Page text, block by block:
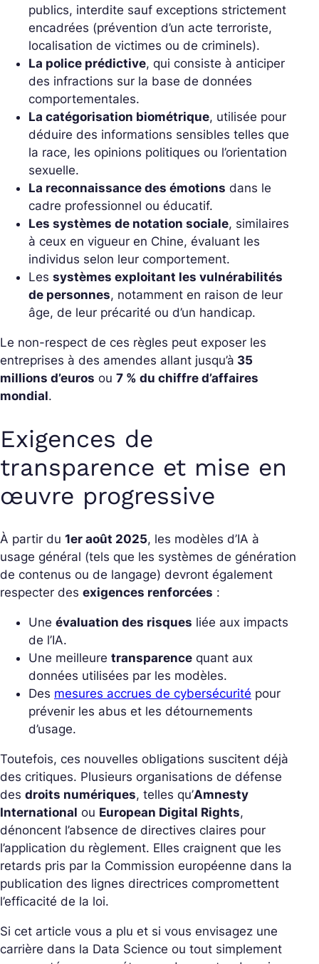
publics, interdite sauf exceptions strictement
encadrées (prévention d’un acte terroriste,
localisation de victimes ou de criminels).
La police prédictive, qui consiste à anticiper
des infractions sur la base de données
comportementales.
La catégorisation biométrique, utilisée pour
déduire des informations sensibles telles que
la race, les opinions politiques ou l’orientation
sexuelle.
La reconnaissance des émotions dans le
cadre professionnel ou éducatif.
Les systèmes de notation sociale, similaires
à ceux en vigueur en Chine, évaluant les
individus selon leur comportement.
Les systèmes exploitant les vulnérabilités
de personnes, notamment en raison de leur
âge, de leur précarité ou d’un handicap.
Le non-respect de ces règles peut exposer les
entreprises à des amendes allant jusqu’à 35
millions d’euros ou 7 % du chiffre d’affaires
mondial.
Exigences de
transparence et mise en
œuvre progressive
À partir du 1er août 2025, les modèles d’IA à
usage général (tels que les systèmes de génération
de contenus ou de langage) devront également
respecter des exigences renforcées :
Une évaluation des risques liée aux impacts
de l’IA.
Une meilleure transparence quant aux
données utilisées par les modèles.
Des mesures accrues de cybersécurité pour
prévenir les abus et les détournements
d’usage.
Toutefois, ces nouvelles obligations suscitent déjà
des critiques. Plusieurs organisations de défense
des droits numériques, telles qu’Amnesty
International ou European Digital Rights,
dénoncent l’absence de directives claires pour
l’application du règlement. Elles craignent que les
retards pris par la Commission européenne dans la
publication des lignes directrices compromettent
l’efficacité de la loi.
Si cet article vous a plu et si vous envisagez une
carrière dans la Data Science ou tout simplement